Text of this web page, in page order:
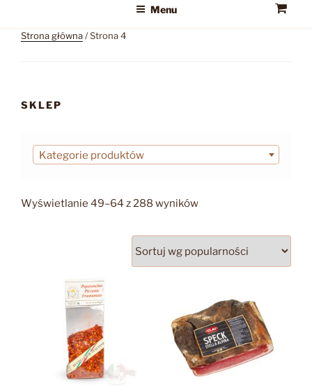
Menu
Strona główna/ Strona 4
SKLEP
Kategorie produktów
Wyświetlanie 49–64 z 288 wynikówPosortowane
popularności